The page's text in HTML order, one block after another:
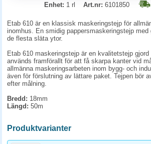
Enhet: 1 rl Art.nr: 6101850
Etab 610 är en klassisk maskeringstejp för
inomhus. En smidig pappersmaskeringstejp
de flesta släta ytor.
Etab 610 maskeringstejp är en kvalitetstejp
används framförallt för att få skarpa kanter vid
allmänna maskeringsarbeten inom bygg- och
även för förslutning av lättare paket. Tejpen bör
efter målning.
Bredd: 18mm
Längd: 50m
Produktvarianter